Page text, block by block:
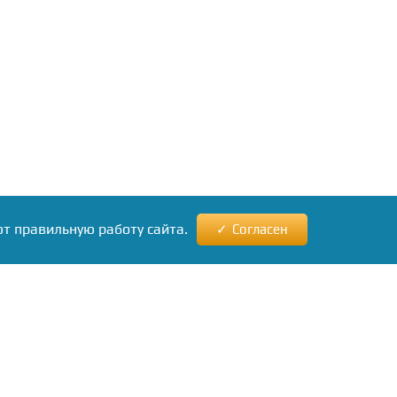
правильную работу сайта. Согласен